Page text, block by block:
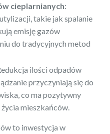
cieplarnianych:
takie jak spalanie
emisję gazów
do tradycyjnych metod
ilości odpadów
przyczyniają się do
co ma pozytywny
mieszkańców.
to inwestycja w